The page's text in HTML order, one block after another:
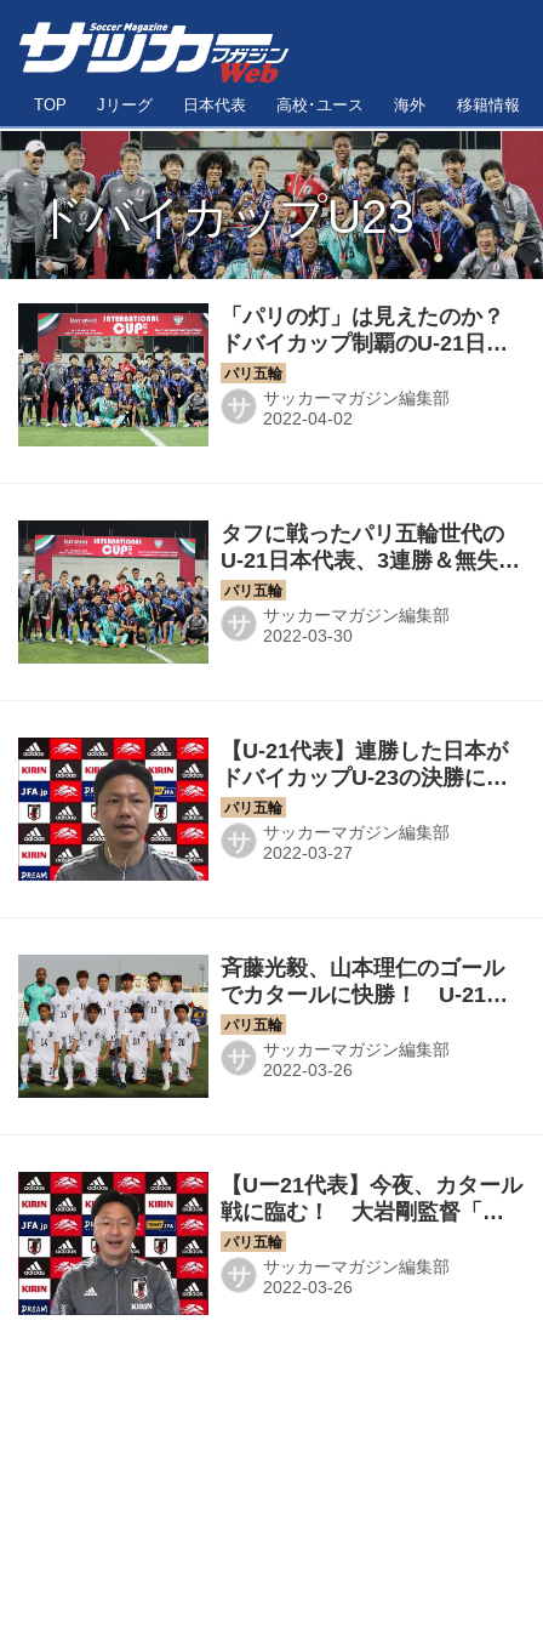
TOP Jリーグ 日本代表 高校･ユース 海外 移籍情報
ドバイカップU23
「パリの灯」は見えたのか？
ドバイカップ制覇のU-21日本
代表、その未来と期待と。
【コラム】
サ サッカーマガジン編集部
タフに戦ったパリ五輪世代の
U-21日本代表、3連勝＆無失点
で国際大会に見事優勝！【ド
バイカップU-23】
サ サッカーマガジン編集部
【U-21代表】連勝した日本が
ドバイカップU-23の決勝に進
出！ 大岩監督「成長のため
の積み上げができている」
サ サッカーマガジン編集部
斉藤光毅、山本理仁のゴール
でカタールに快勝！ U-21代
表が成長への意欲を示す【ド
バイカップU-23】
サ サッカーマガジン編集部
【Uー21代表】今夜、カタール
戦に臨む！ 大岩剛監督「Ａ
代表に負けないグループにし
ていきたい」
サ サッカーマガジン編集部